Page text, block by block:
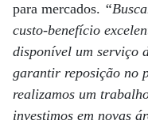
para mercados.
custo-benefício
disponível um serviço
garantir reposição no
realizamos um
investimos em novas